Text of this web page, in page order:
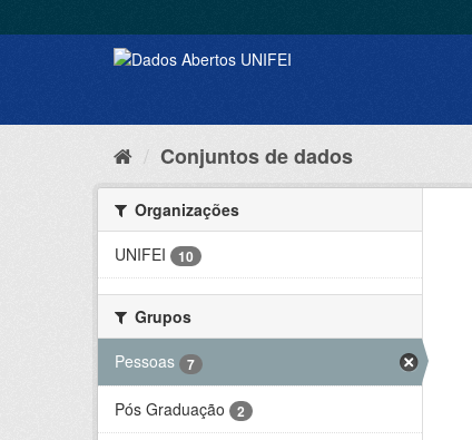
Conjuntos de dados
Organizações
UNIFEI
10
Grupos
Pessoas
7
Pós Graduação 2